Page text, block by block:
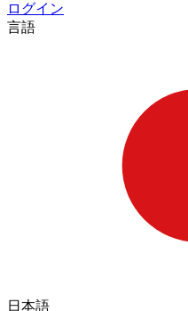
ログイン
言語
日本語